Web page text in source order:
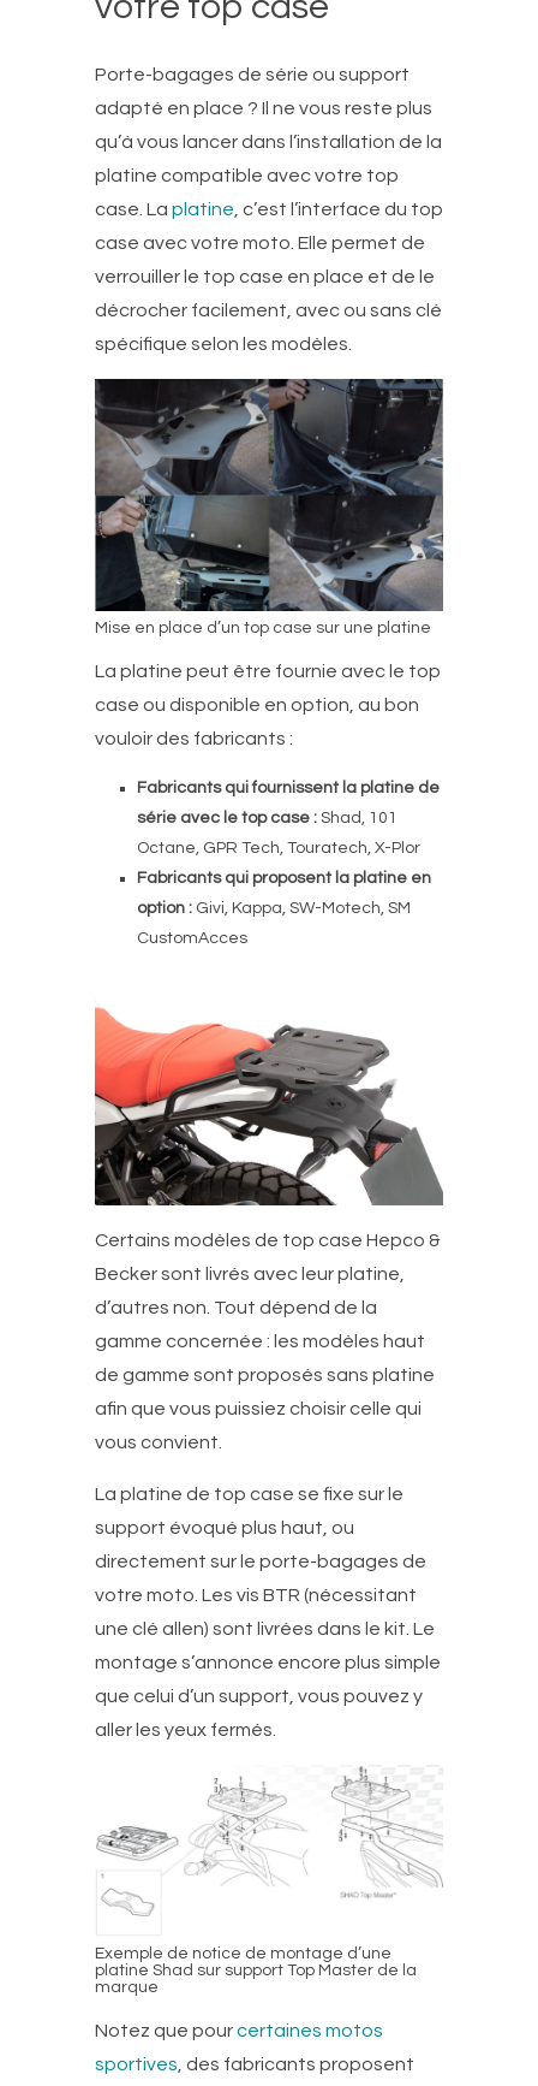
Porte-bagages de série ou support
adapté en place ? Il ne vous reste plus
qu’à vous lancer dans l’installation de la
platine compatible avec votre top
case. La platine , c’est l’interface du top
case avec votre moto. Elle permet de
verrouiller le top case en place et de le
décrocher facilement, avec ou sans clé
spécifique selon les modèles.
Mise en place d’un top case sur une platine
La platine peut être fournie avec le top
case ou disponible en option, au bon
vouloir des fabricants :
Fabricants qui fournissent la platine de
série avec le top case : Shad, 101
Octane, GPR Tech, Touratech, X-Plor
Fabricants qui proposent la platine en
option : Givi, Kappa, SW-Motech, SM
CustomAcces
Certains modèles de top case Hepco &
Becker sont livrés avec leur platine,
d’autres non. Tout dépend de la
gamme concernée : les modèles haut
de gamme sont proposés sans platine
afin que vous puissiez choisir celle qui
vous convient​​​​​.
La platine de top case se fixe sur le
support évoqué plus haut, ou
directement sur le porte-bagages de
votre moto. Les vis BTR (nécessitant
une clé allen) sont livrées dans le kit. Le
montage s’annonce encore plus simple
que celui d’un support, vous pouvez y
aller les yeux fermés.
Exemple de notice de montage d’une
platine Shad sur support Top Master de la
marque
Notez que pourcertaines motos
sportives , des fabricants proposent